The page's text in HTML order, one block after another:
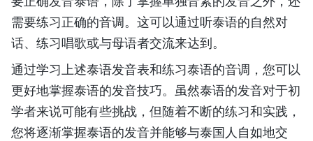
需要练习正确的音调。这可以通过听泰语的自然对
话、练习唱歌或与母语者交流来达到。
通过学习上述泰语发音表和练习泰语的音调，您可以
更好地掌握泰语的发音技巧。虽然泰语的发音对于初
学者来说可能有些挑战，但随着不断的练习和实践，
您将逐渐掌握泰语的发音并能够与泰国人自如地交